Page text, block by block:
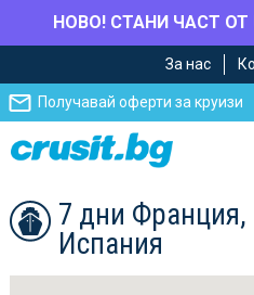
НОВО! СТАНИ ЧАСТ ОТ
главното
съдържание
Навигацията
За нас
Получавай оферти за круизи
7 дни
Испания